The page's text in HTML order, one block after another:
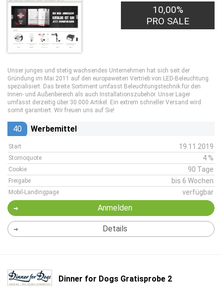
10,00%
PRO SALE
Unser junges und stetig wachsendes Unternehmen hat sich seit der
Gründung im Mai 2011 auf den europaweiten Vertrieb von LED-Beleuchtung
spezialisiert. Das breite Sortiment umfasst Beleuchtungstechnik für den
Innen- und Außenbereich als auch Installationszubehör. Unser Lager
umfasst derzeitig über 30.000 Artikel. Ein extrem schneller Versand wird
somit garantiert. Wir freuen uns auf Sie!
40 Werbemittel
Start 19.11.2019
Stornoquote 4 %
Cookie 90 Tage
Freigabe bis 6 Wochen
Mobil-Landingpage verfügbar
Anmelden
Details
Dinner for Dogs Gratisprobe 2